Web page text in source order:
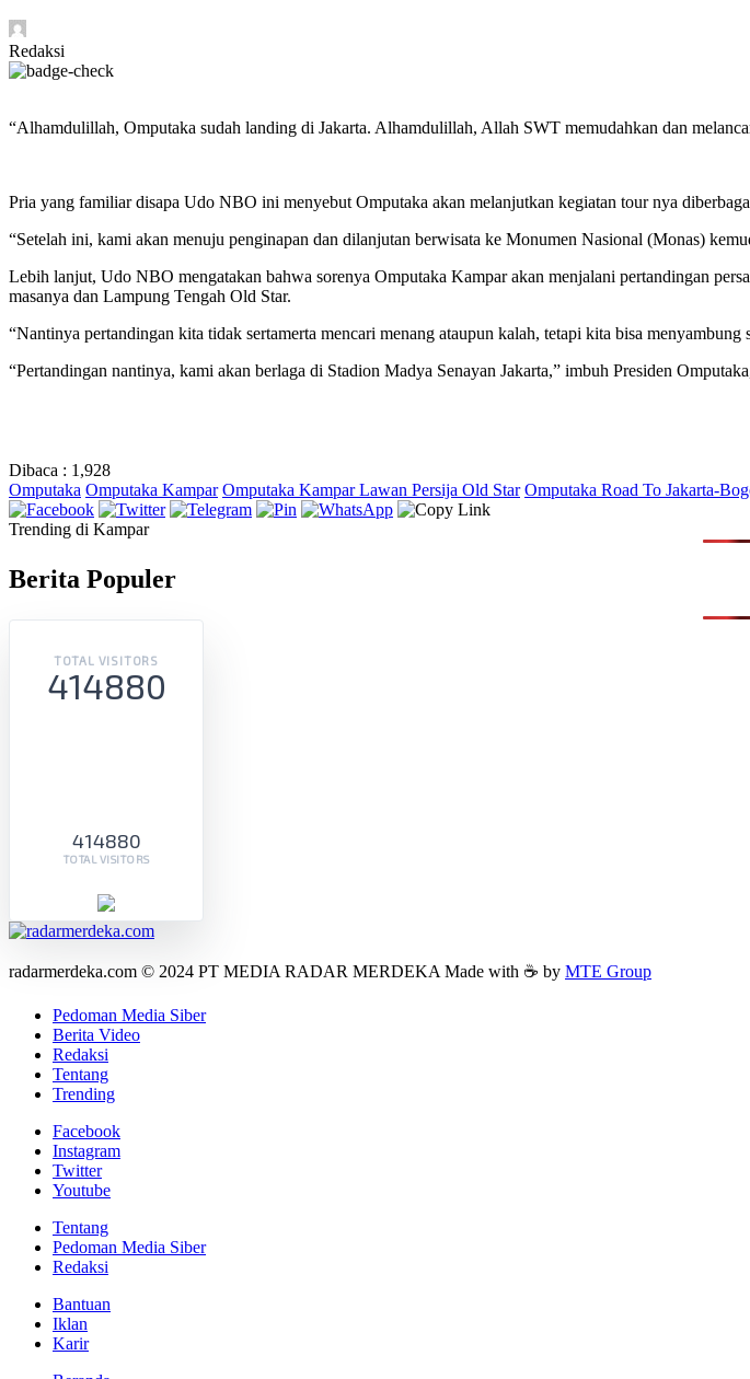
Redaksi
“Alhamdulillah, Omputaka sudah landing di Jakarta. Alhamdulillah, Allah SWT memudahkan dan
Pria yang familiar disapa Udo NBO ini menyebut Omputaka akan melanjutkan kegiatan tour nya
“Setelah ini, kami akan menuju penginapan dan dilanjutan berwisata ke Monumen Nasional (Monas)
Lebih lanjut, Udo NBO mengatakan bahwa sorenya Omputaka Kampar akan menjalani pertandingan
masanya dan Lampung Tengah Old Star.
“Nantinya pertandingan kita tidak sertamerta mencari menang ataupun kalah, tetapi kita bisa
“Pertandingan nantinya, kami akan berlaga di Stadion Madya Senayan Jakarta,” imbuh Presiden
Dibaca : 1,928
Omputaka Omputaka Kampar Omputaka Kampar Lawan Persija Old Star Omputaka Road To Jakarta-
Trending di Kampar
Berita Populer
TOTAL VISITORS
414880
414880
TOTAL VISITORS
radarmerdeka.com © 2024 PT MEDIA RADAR MERDEKA Made with ☕ by MTE Group
Pedoman Media Siber
Berita Video
Redaksi
Tentang
Trending
Facebook
Instagram
Twitter
Youtube
Tentang
Pedoman Media Siber
Redaksi
Bantuan
Iklan
Karir